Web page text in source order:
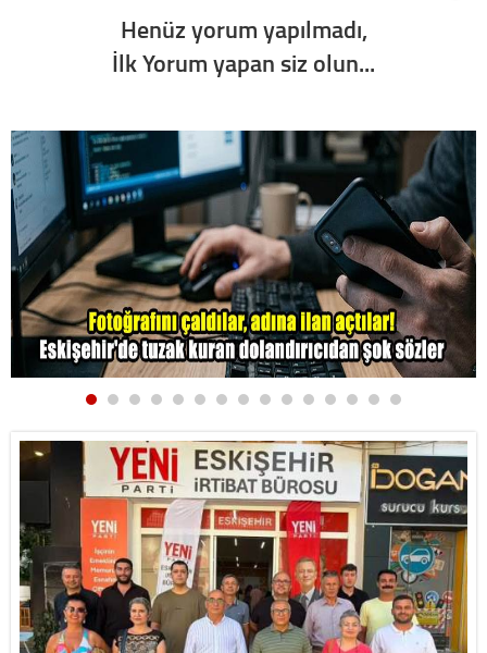
Henüz yorum yapılmadı,
İlk Yorum yapan siz olun...